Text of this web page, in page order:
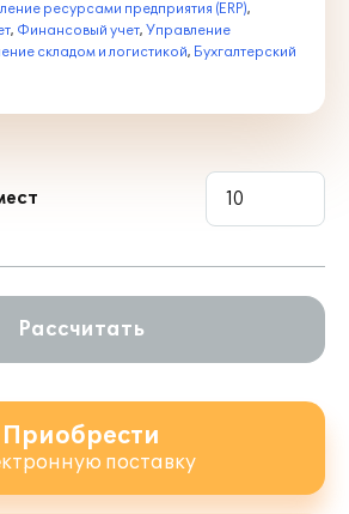
ресурсами предприятия (ERP),
, Финансовый учет, Управление
складом и логистикой, Бухгалтерский
Рассчитать
Приобрести
поставку